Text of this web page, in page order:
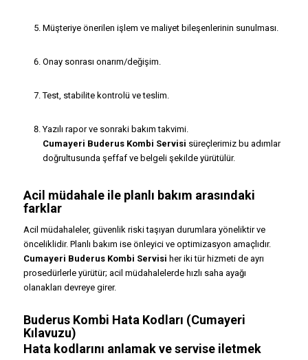
Müşteriye önerilen işlem ve maliyet bileşenlerinin sunulması.
Onay sonrası onarım/değişim.
Test, stabilite kontrolü ve teslim.
Yazılı rapor ve sonraki bakım takvimi.
Cumayeri Buderus Kombi Servisi süreçlerimiz bu adımlar
doğrultusunda şeffaf ve belgeli şekilde yürütülür.
Acil müdahale ile planlı bakım arasındaki
farklar
Acil müdahaleler, güvenlik riski taşıyan durumlara yöneliktir ve
önceliklidir. Planlı bakım ise önleyici ve optimizasyon amaçlıdır.
Cumayeri Buderus Kombi Servisi her iki tür hizmeti de ayrı
prosedürlerle yürütür; acil müdahalelerde hızlı saha ayağı
olanakları devreye girer.
Buderus Kombi Hata Kodları (Cumayeri
Kılavuzu)
Hata kodlarını anlamak ve servise iletmek